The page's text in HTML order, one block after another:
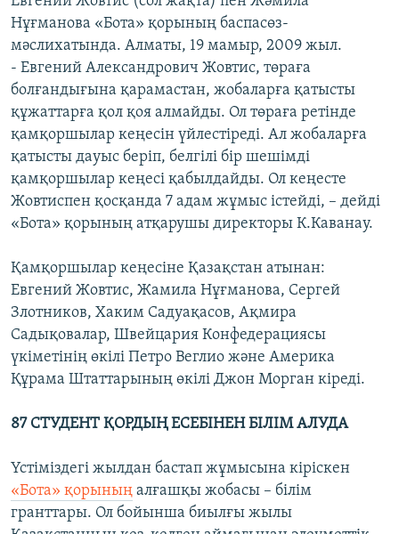
Нұғманова «Бота» қорының баспасөз-
мәслихатында. Алматы, 19 мамыр, 2009 жыл.
- Евгений Александрович Жовтис, төраға
болғандығына қарамастан, жобаларға қатысты
құжаттарға қол қоя алмайды. Ол төраға ретінде
қамқоршылар кеңесін үйлестіреді. Ал жобаларға
қатысты дауыс беріп, белгілі бір шешімді
қамқоршылар кеңесі қабылдайды. Ол кеңесте
Жовтиспен қосқанда 7 адам жұмыс істейді, – дейді
«Бота» қорының атқарушы директоры К.Каванау.
Қамқоршылар кеңесіне Қазақстан атынан:
Евгений Жовтис, Жамила Нұғманова, Сергей
Злотников, Хаким Садуақасов, Ақмира
Садықовалар, Швейцария Конфедерациясы
үкіметінің өкілі Петро Веглио және Америка
Құрама Штаттарының өкілі Джон Морган кіреді.
87 СТУДЕНТ ҚОРДЫҢ ЕСЕБІНЕН БІЛІМ АЛУДА
Үстіміздегі жылдан бастап жұмысына кіріскен
«Бота» қорының алғашқы жобасы – білім
гранттары. Ол бойынша биылғы жылы